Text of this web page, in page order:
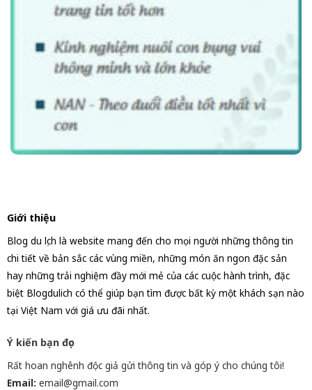
Giới thiệu
Blog du lịch là website mang đến cho mọi người những thông tin
chi tiết về bản sắc các vùng miền, những món ăn ngon đặc sản
hay những trải nghiệm đầy mới mẻ của các cuộc hành trình, đặc
biệt Blogdulich có thể giúp bạn tìm được bất kỳ một khách sạn nào
tại Việt Nam với giá ưu đãi nhất.
Ý kiến bạn đọc
Rất hoan nghênh độc giả gửi thông tin và góp ý cho chúng tôi!
Email: email@gmail.com